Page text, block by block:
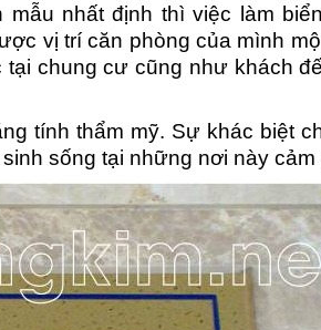
nhất định thì việc làm
vị trí căn phòng của mình
chung cư cũng như khách
tính thẩm mỹ. Sự khác biệt
sống tại những nơi này